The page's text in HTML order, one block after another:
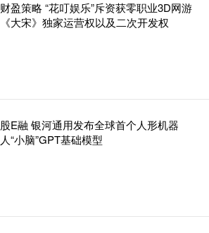
财盈策略 “花叮娱乐”斥资获零职业3D网游
《大宋》独家运营权以及二次开发权
股E融 银河通用发布全球首个人形机器
人“小脑”GPT基础模型